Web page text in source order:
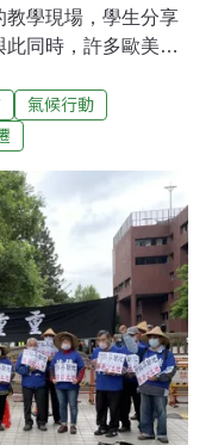
教學現場，學生分享
同時，許多歐美國
）聖孔姆中學
堂的第一批修課學
課的教學活動包含
何改變生活方式等，
的史帝文（Steven）
況，尤其是在蘇丹，
田，迫使居民搬離家
他夢想中的工作，
這個行業一定會受到
改變。」他說。
氣候行動